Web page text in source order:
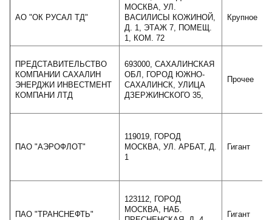
АО "ОК РУСАЛ ТД"
МОСКВА, УЛ.
ВАСИЛИСЫ КОЖИНОЙ,
Д. 1, ЭТАЖ 7, ПОМЕЩ.
1, КОМ. 72
Крупное
ПРЕДСТАВИТЕЛЬСТВО
КОМПАНИИ САХАЛИН
ЭНЕРДЖИ ИНВЕСТМЕНТ
КОМПАНИ ЛТД
693000, САХАЛИНСКАЯ
ОБЛ, ГОРОД ЮЖНО-
САХАЛИНСК, УЛИЦА
ДЗЕРЖИНСКОГО 35,
Прочее
ПАО "АЭРОФЛОТ"
119019, ГОРОД
МОСКВА, УЛ. АРБАТ, Д.
1
Гигант
ПАО "ТРАНСНЕФТЬ"
123112, ГОРОД
МОСКВА, НАБ.
Гигант